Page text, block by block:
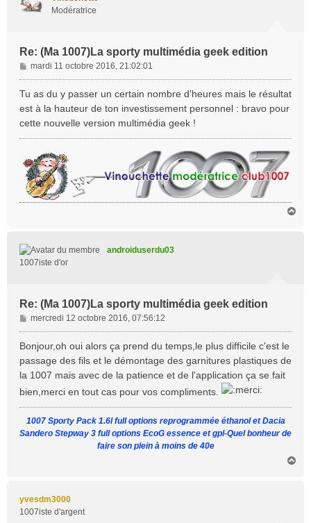
Modératrice
Re: (Ma 1007)La sporty multimédia geek edition
M
e
a
g
e
mardi 11 octobre 2016, 21:02:01
Tu as du y passer un certain nombre d'heures mais le résultat
est à la hauteur de ton investissement personnel : bravo pour
cette nouvelle version multimédia geek !
androiduserdu03
1007iste d'or
Re: (Ma 1007)La sporty multimédia geek edition
M
e
s
g
e
mercredi 12 octobre 2016, 07:56:12
Bonjour,oh oui alors ça prend du temps,le plus difficile c'est le
passage des fils et le démontage des garnitures plastiques de
la 1007 mais avec de la patience et de l'application ça se fait
bien,merci en tout cas pour vos compliments.
1007 Sporty Pack 1.6l full options reprogrammée éthanol et Dacia
Sandero Stepway 3 full options EcoG essence et gpl-Quel bonheur de
faire son plein à moins de 40e
yvesdm3000
1007iste d'argent